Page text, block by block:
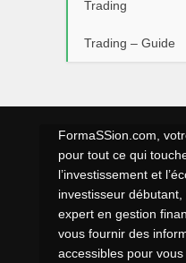
Trading
Trading – Guide
FormaSSion.com,
pour tout ce qui
l’investissement et
investisseur
expert en gestion
vous fournir des
accessibles pour